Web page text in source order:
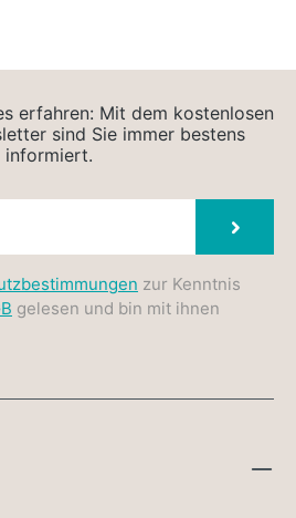
erfahren: Mit dem kostenlosen
sind Sie immer bestens
informiert.
zur Kenntnis
gelesen und bin mit ihnen